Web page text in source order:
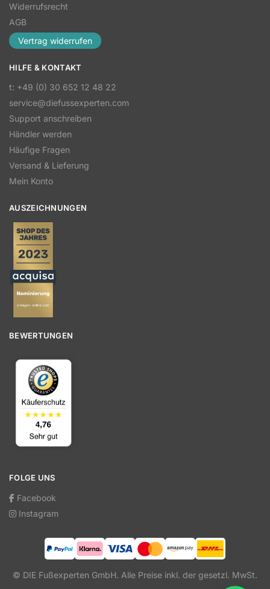
Widerrufsrecht
AGB
Vertrag widerrufen
HILFE & KONTAKT
t: +49 (0) 30 652 12 48 22
service@diefussexperten.com
Support anschreiben
Händler werden
Häufige Fragen
Versand & Lieferung
Mein Konto
AUSZEICHNUNGEN
BEWERTUNGEN
FOLGE UNS
Facebook
Instagram
© DIE Fußexperten GmbH. Alle Preise inkl. der gesetzl. MwSt.